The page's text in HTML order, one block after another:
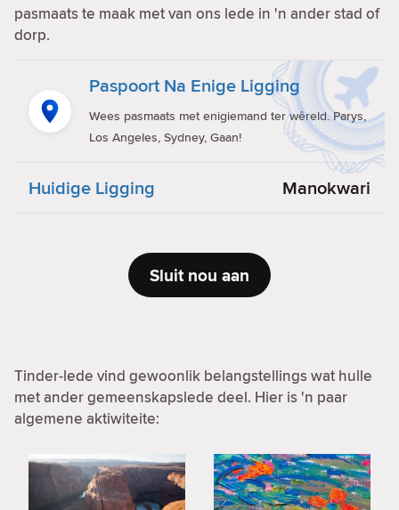
pasmaats te maak met van ons lede in 'n ander stad of
dorp.
Paspoort Na Enige Ligging
Wees pasmaats met enigiemand ter wêreld. Parys,
Los Angeles, Sydney, Gaan!
Huidige Ligging Manokwari
Sluit nou aan
Tinder-lede vind gewoonlik belangstellings wat hulle
met ander gemeenskapslede deel. Hier is 'n paar
algemene aktiwiteite: